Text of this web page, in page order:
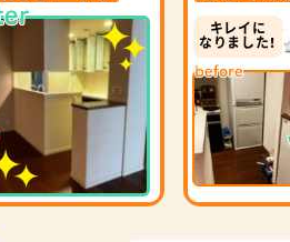
キレイに
なりました！